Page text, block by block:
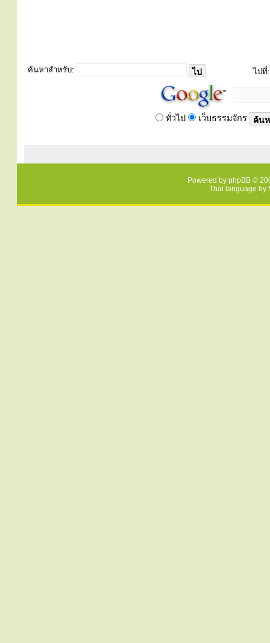
ค้นหาสำหรับ: ไปที่:
ทั่วไป เว็บธรรมจักร
Powered by phpBB ©
Thai language by